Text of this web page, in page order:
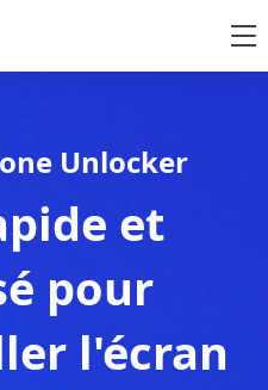
Unlocker
et
pour
l'écran